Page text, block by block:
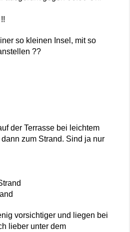
so kleinen Insel, mit so
??
der Terrasse bei leichtem
zum Strand. Sind ja nur
vorsichtiger und liegen bei
lieber unter dem